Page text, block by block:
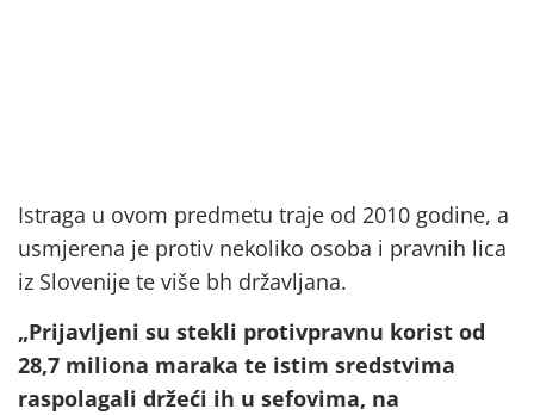
Istraga u ovom predmetu traje od 2010 godine, a
usmjerena je protiv nekoliko osoba i pravnih lica
iz Slovenije te više bh državljana.
„Prijavljeni su stekli protivpravnu korist od
28,7 miliona maraka te istim sredstvima
raspolagali držeći ih u sefovima, na